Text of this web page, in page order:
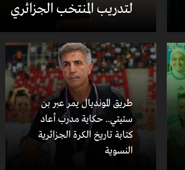
لتدريب المنتخب الجزائري
طريق المونديال يمر عبر بن
ستيتي.. حكاية مدرب أعاد
كتابة تاريخ الكرة الجزائرية
النسوية